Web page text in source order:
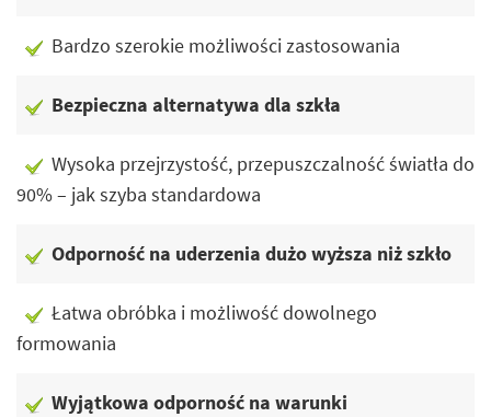
Bardzo szerokie możliwości zastosowania
Bezpieczna alternatywa dla szkła
Wysoka przejrzystość, przepuszczalność światła do
90% – jak szyba standardowa
Odporność na uderzenia dużo wyższa niż szkło
Łatwa obróbka i możliwość dowolnego
formowania
Wyjątkowa odporność na warunki